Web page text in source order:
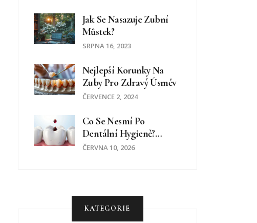
Jak Se Nasazuje Zubní
Můstek?
SRPNA 16, 2023
Nejlepší Korunky Na
Zuby Pro Zdravý Úsměv
ČERVENCE 2, 2024
Co Se Nesmí Po
Dentální Hygieně?
Kompletní Seznam
ČERVNA 10, 2026
KATEGORIE